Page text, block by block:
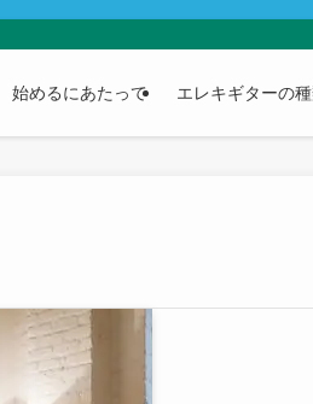
始めるにあたって エレキギターの